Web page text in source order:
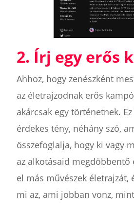
2. Írj egy erős
Ahhoz, hogy zenészként
az életrajzodnak erős
akárcsak egy történetnek.
érdekes tény, néhány szó,
összefoglalja, hogy ki vagy
az alkotásaid megdöbbentő
el más művészek életrajzát,
mi az, ami jobban vonz,